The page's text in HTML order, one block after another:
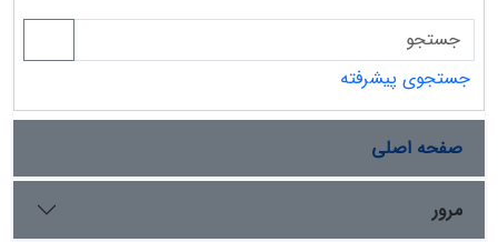
جستجوی پیشرفته
صفحه اصلی
مرور